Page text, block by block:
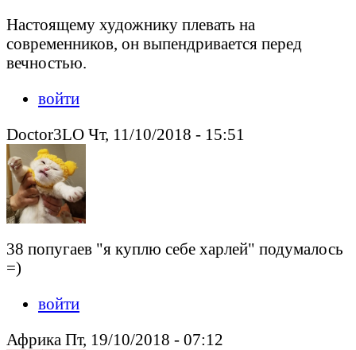
Настоящему художнику плевать на
современников, он выпендривается перед
вечностью.
войти
Doctor3LO Чт, 11/10/2018 - 15:51
38 попугаев "я куплю себе харлей" подумалось
=)
войти
Африка Пт, 19/10/2018 - 07:12